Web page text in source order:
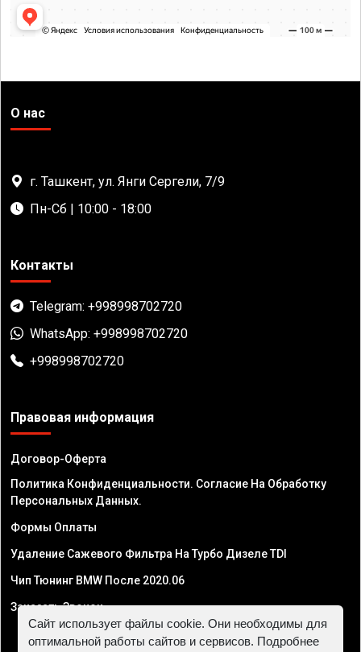
О нас
г. Ташкент, ул. Янги Сергели, 7/9
Пн-Сб | 10:00 - 18:00
Контакты
Telegram: +998998702720
WhatsApp: +998998702720
+998998702720
Правовая информация
Договор-Оферта
Политика Конфиденциальности. Согласие На Обработку
Персональных Данных.
Формы Оплаты
Удаление Сажевого Фильтра На Турбо Дизеле TDI
Чип Тюнинг BMW После 2020.06
Заказать Звонок
Сайт использует файлы cookie. Они необходимы для
оптимальной работы сайтов и сервисов. Подробнее